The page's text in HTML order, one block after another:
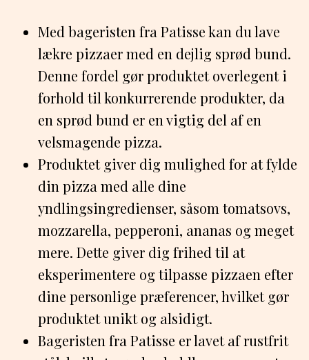
Med bageristen fra Patisse kan du lave
lækre pizzaer med en dejlig sprød bund.
Denne fordel gør produktet overlegent i
forhold til konkurrerende produkter, da
en sprød bund er en vigtig del af en
velsmagende pizza.
Produktet giver dig mulighed for at fylde
din pizza med alle dine
yndlingsingredienser, såsom tomatsovs,
mozzarella, pepperoni, ananas og meget
mere. Dette giver dig frihed til at
eksperimentere og tilpasse pizzaen efter
dine personlige præferencer, hvilket gør
produktet unikt og alsidigt.
Bageristen fra Patisse er lavet af rustfrit